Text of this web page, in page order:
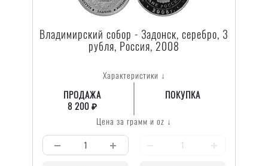
Владимирский собор - Задонск, серебро, 3
рубля, Россия, 2008
Характеристики ↓
ПРОДАЖА
8 200 ₽
ПОКУПКА
Цена за грамм и oz ↓